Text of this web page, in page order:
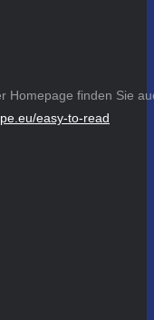
Homepage finden Sie
easy-to-read